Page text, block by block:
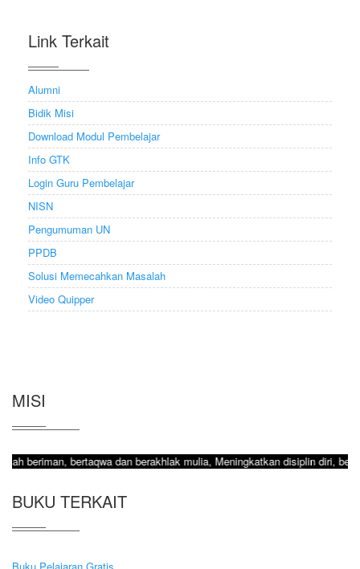
Link Terkait
Alumni
Bidik Misi
Download Modul Pembelajar
Info GTK
Login Guru Pembelajar
NISN
Pengumuman UN
PPDB
Solusi Memecahkan Masalah
Video Quipper
MISI
bertaqwa dan berakhlak mulia, Meningkatkan disiplin diri, bertanggung
BUKU TERKAIT
Buku Pelajaran Gratis